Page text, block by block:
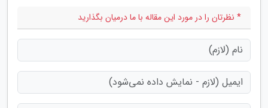
* نظرتان را در مورد این مقاله با ما درمیان بگذارید